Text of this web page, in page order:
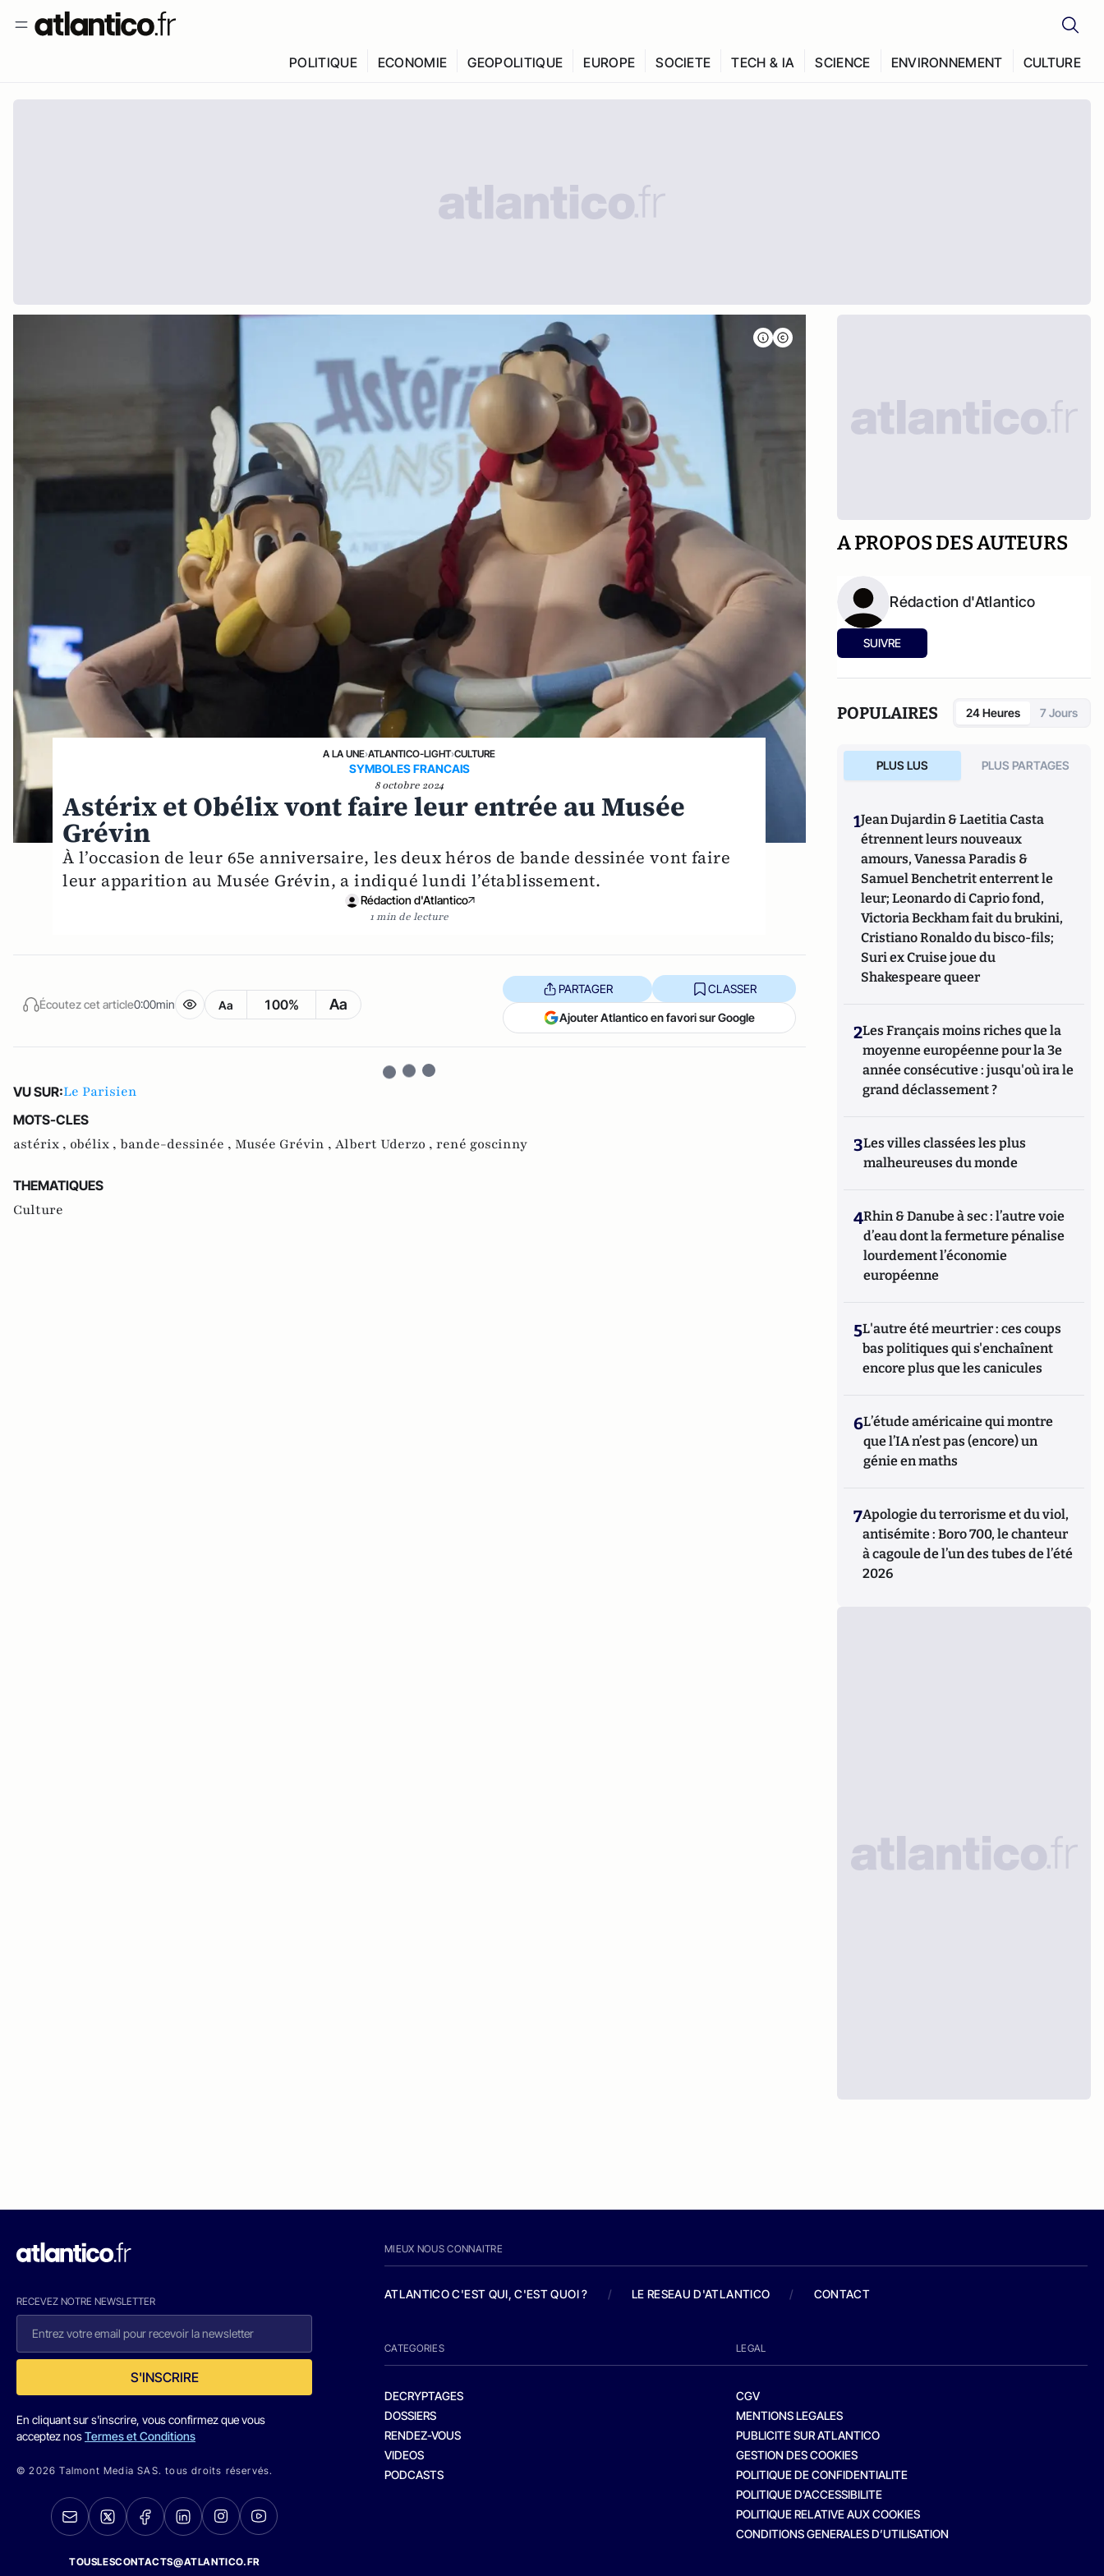
POLITIQUE ECONOMIE GEOPOLITIQUE EUROPE SOCIETE TECH & IA SCIENCE ENVIRONNEMENT CULTURE
A LA UNE›ATLANTICO-LIGHT›CULTURE
SYMBOLES FRANCAIS
8 octobre 2024
Astérix et Obélix vont faire leur entrée au Musée
Grévin
À l’occasion de leur 65e anniversaire, les deux héros de bande dessinée vont faire
leur apparition au Musée Grévin, a indiqué lundi l’établissement.
Rédaction d'Atlantico
1 min de lecture
Écoutez cet article0:00min Aa 100% Aa
PARTAGER CLASSER
Ajouter Atlantico en favori sur Google
VU SUR:Le Parisien
MOTS-CLES
astérix , obélix , bande-dessinée , Musée Grévin , Albert Uderzo , rené goscinny
THEMATIQUES
Culture
A PROPOS DES AUTEURS
Rédaction d'Atlantico
SUIVRE
POPULAIRES 24 Heures 7 Jours
PLUS LUS PLUS PARTAGES
1Jean Dujardin & Laetitia Casta
étrennent leurs nouveaux
amours, Vanessa Paradis &
Samuel Benchetrit enterrent le
leur; Leonardo di Caprio fond,
Victoria Beckham fait du brukini,
Cristiano Ronaldo du bisco-fils;
Suri ex Cruise joue du
Shakespeare queer
2Les Français moins riches que la
moyenne européenne pour la 3e
année consécutive : jusqu'où ira le
grand déclassement ?
3Les villes classées les plus
malheureuses du monde
4Rhin & Danube à sec : l’autre voie
d’eau dont la fermeture pénalise
lourdement l’économie
européenne
5L'autre été meurtrier : ces coups
bas politiques qui s'enchaînent
encore plus que les canicules
6L’étude américaine qui montre
que l’IA n’est pas (encore) un
génie en maths
7Apologie du terrorisme et du viol,
antisémite : Boro 700, le chanteur
à cagoule de l’un des tubes de l’été
2026
RECEVEZ NOTRE NEWSLETTER
S'INSCRIRE
En cliquant sur s'inscrire, vous confirmez que vous
acceptez nosTermes et Conditions
© 2026 Talmont Media SAS. tous droits réservés.
TOUSLESCONTACTS@ATLANTICO.FR
MIEUX NOUS CONNAITRE
ATLANTICO C'EST QUI, C'EST QUOI ? / LE RESEAU D'ATLANTICO / CONTACT
CATEGORIES
DECRYPTAGES
DOSSIERS
RENDEZ-VOUS
VIDEOS
PODCASTS
LEGAL
CGV
MENTIONS LEGALES
PUBLICITE SUR ATLANTICO
GESTION DES COOKIES
POLITIQUE DE CONFIDENTIALITE
POLITIQUE D’ACCESSIBILITE
POLITIQUE RELATIVE AUX COOKIES
CONDITIONS GENERALES D’UTILISATION